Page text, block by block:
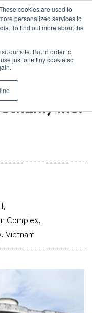
cookies are used to
personalized services to
To find out more about the
our site. But in order to
just one tiny cookie so
ィ
(Vietnam) Inc.
Inc.
Complex,
Vietnam